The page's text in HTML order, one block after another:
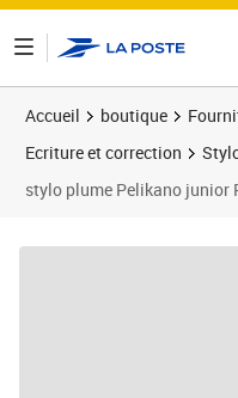
Accueil boutique
Ecriture et correction
stylo plume Pelikano junior